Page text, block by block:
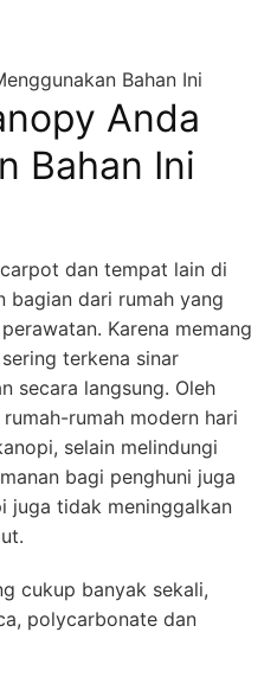
Bahan Ini
Anda
Bahan Ini
dan tempat lain di
bagian dari rumah yang
Karena memang
terkena sinar
secara langsung. Oleh
rumah modern hari
selain melindungi
bagi penghuni juga
juga tidak meninggalkan
cukup banyak sekali,
polycarbonate dan